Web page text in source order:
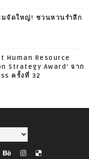
มจัดใหญ่! ชวนหวนรำลึก
Human Resource
Strategy Award’ จาก
ครั้งที่ 32